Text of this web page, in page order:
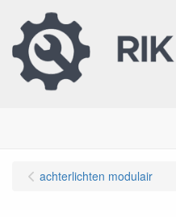
achterlichten modulair